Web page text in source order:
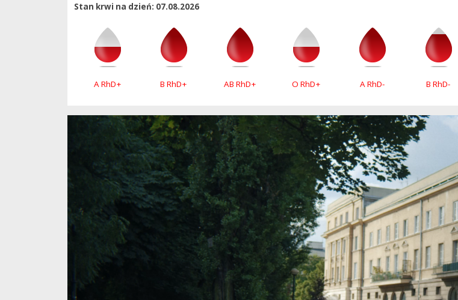
Stan krwi na dzień: 07.08.2026
A RhD+ B RhD+ AB RhD+ O RhD+ A RhD- B RhD-